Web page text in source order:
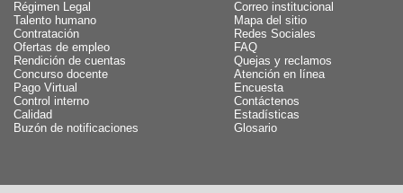
Régimen Legal
Talento humano
Contratación
Ofertas de empleo
Rendición de cuentas
Concurso docente
Pago Virtual
Control interno
Calidad
Buzón de notificaciones
Correo institucional
Mapa del sitio
Redes Sociales
FAQ
Quejas y reclamos
Atención en línea
Encuesta
Contáctenos
Estadísticas
Glosario